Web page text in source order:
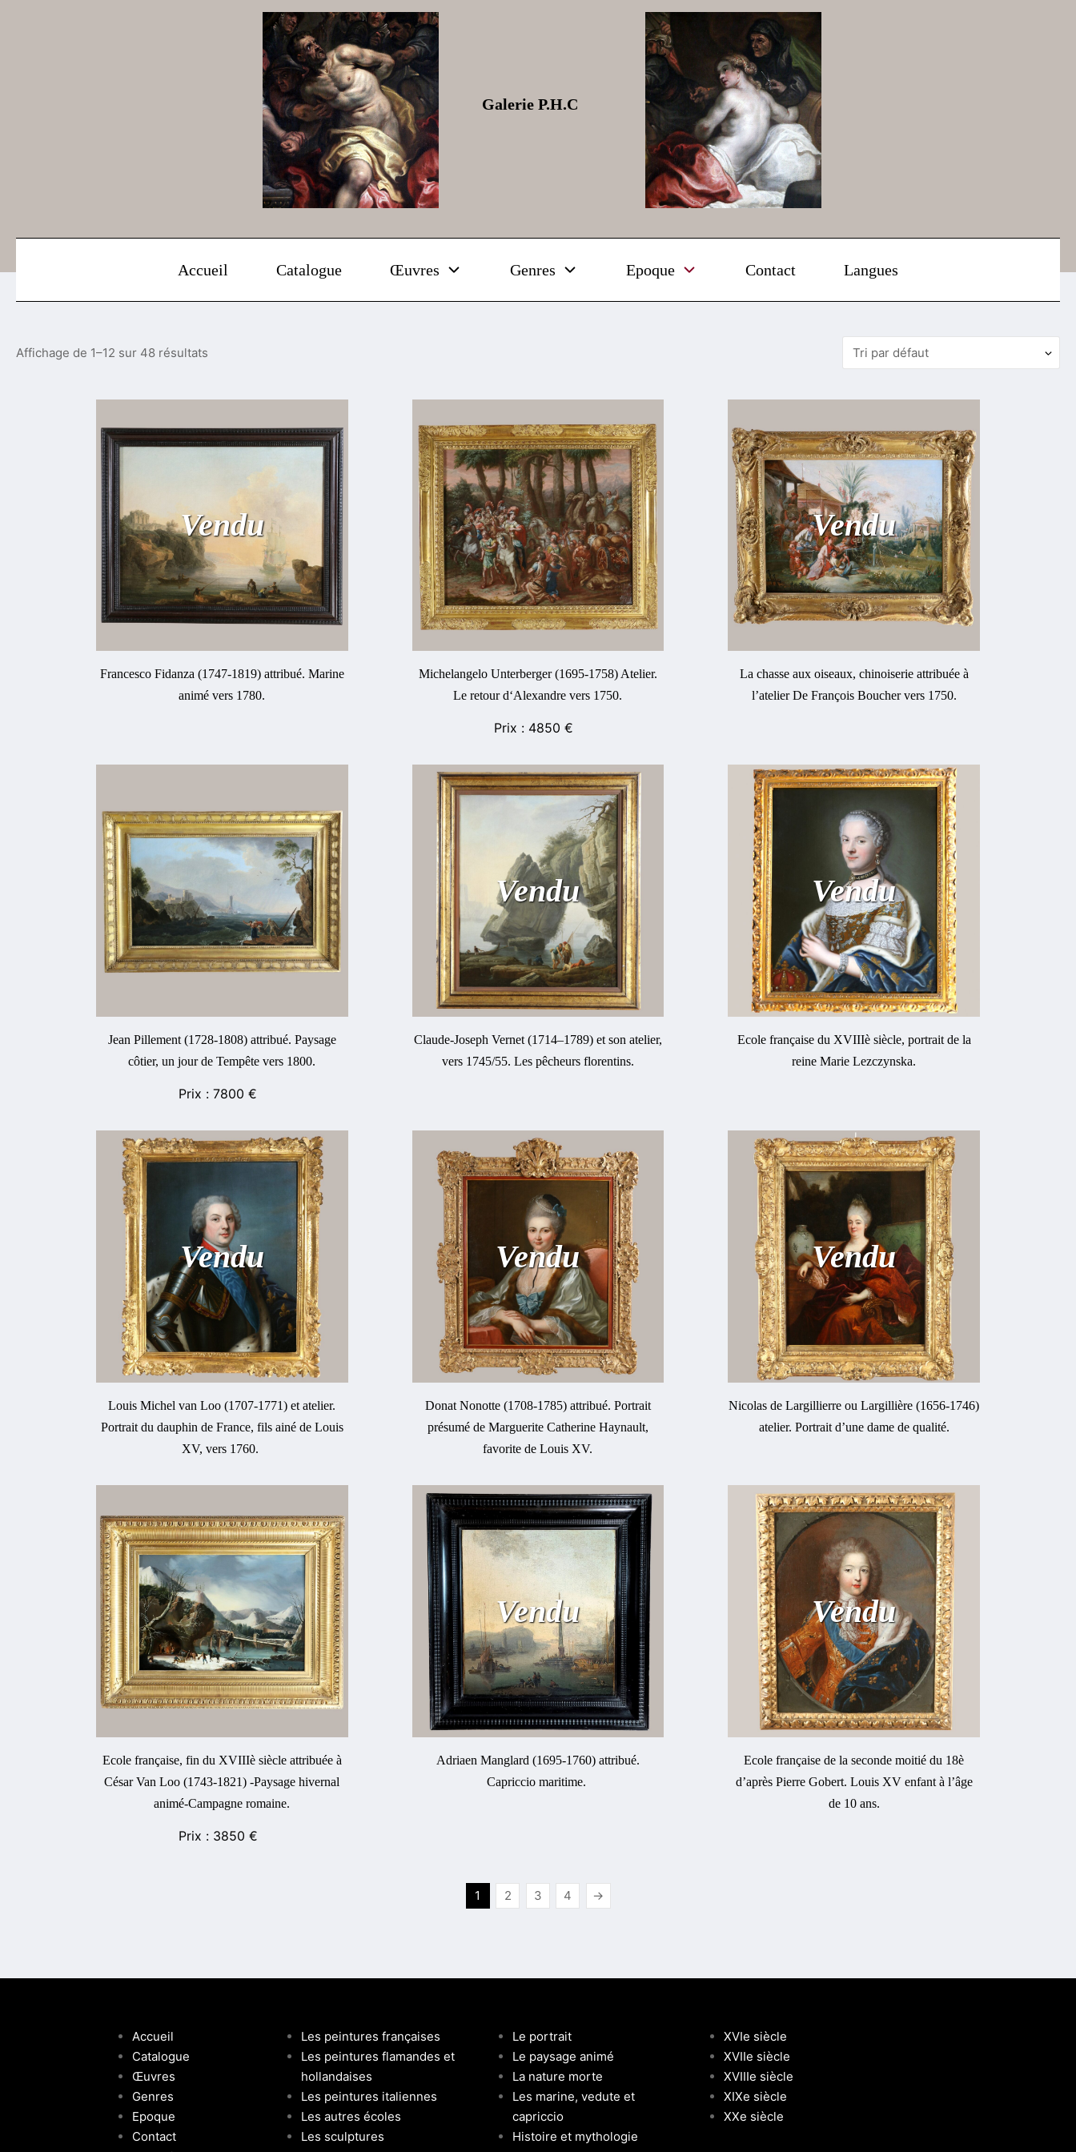
Galerie P.H.C
Accueil Catalogue Œuvres Genres Epoque Contact Langues
Affichage de 1–12 sur 48 résultats
Vendu
Francesco Fidanza (1747-1819) attribué. Marine
animé vers 1780.
Michelangelo Unterberger (1695-1758) Atelier.
Le retour d‘Alexandre vers 1750.
4850€
Vendu
La chasse aux oiseaux, chinoiserie attribuée à
l’atelier De François Boucher vers 1750.
Jean Pillement (1728-1808) attribué. Paysage
côtier, un jour de Tempête vers 1800.
7800€
Vendu
Claude-Joseph Vernet (1714–1789) et son atelier,
vers 1745/55. Les pêcheurs florentins.
Vendu
Ecole française du XVIIIè siècle, portrait de la
reine Marie Lezczynska.
Vendu
Louis Michel van Loo (1707-1771) et atelier.
Portrait du dauphin de France, fils ainé de Louis
XV, vers 1760.
Vendu
Donat Nonotte (1708-1785) attribué. Portrait
présumé de Marguerite Catherine Haynault,
favorite de Louis XV.
Vendu
Nicolas de Largillierre ou Largillière (1656-1746)
atelier. Portrait d’une dame de qualité.
Ecole française, fin du XVIIIè siècle attribuée à
César Van Loo (1743-1821) -Paysage hivernal
animé-Campagne romaine.
3850 €
Vendu
Adriaen Manglard (1695-1760) attribué.
Capriccio maritime.
Vendu
Ecole française de la seconde moitié du 18è
d’après Pierre Gobert. Louis XV enfant à l’âge
de 10 ans.
1 2 3 4 →
Accueil
Catalogue
Œuvres
Genres
Epoque
Contact
Les peintures françaises
Les peintures flamandes et
hollandaises
Les peintures italiennes
Les autres écoles
Les sculptures
Le portrait
Le paysage animé
La nature morte
Les marine, vedute et
capriccio
Histoire et mythologie
XVIe siècle
XVIIe siècle
XVIIIe siècle
XIXe siècle
XXe siècle